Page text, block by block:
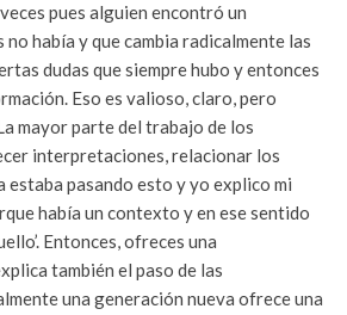
pues alguien encontró un
había y que cambia radicalmente las
dudas que siempre hubo y entonces
Eso es valioso, claro, pero
mayor parte del trabajo de los
interpretaciones, relacionar los
estaba pasando esto y yo explico mi
había un contexto y en ese sentido
Entonces, ofreces una
también el paso de las
una generación nueva ofrece una